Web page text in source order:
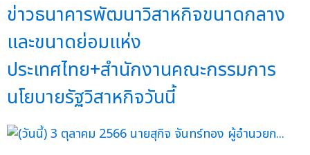
ข่าวธนาคารพัฒนาวิสาหกิจขนาดกลาง
และขนาดย่อมแห่ง
ประเทศไทย+สำนักงานคณะกรรมการ
นโยบายรัฐวิสาหกิจวันนี้